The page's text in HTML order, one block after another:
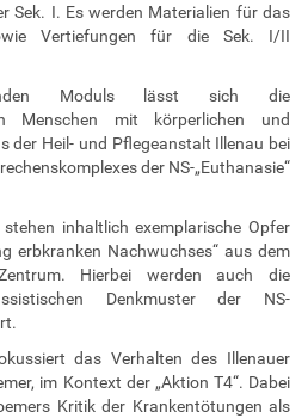
Sek. I. Es werden Materialien für das
Vertiefungen für die Sek. I/II
Moduls lässt sich die
Menschen mit körperlichen und
der Heil- und Pflegeanstalt Illenau bei
der NS-„Euthanasie“
inhaltlich exemplarische Opfer
erbkranken Nachwuchses“ aus dem
Hierbei werden auch die
Denkmuster der NS-
das Verhalten des Illenauer
im Kontext der „Aktion T4“. Dabei
Kritik der Krankentötungen als